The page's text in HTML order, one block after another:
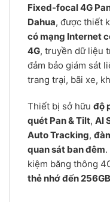
Fixed-focal 4G
Dahua, được thiết
có mạng Internet
4G, truyền dữ liệu
đảm bảo giám sát
trang trại, bãi xe,
Thiết bị sở hữu độ
quét Pan & Tilt, AI
Auto Tracking,
quan sát ban đêm
kiệm băng thông
thẻ nhớ đến 256GB